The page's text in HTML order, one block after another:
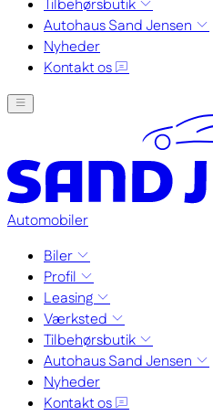
Tilbehørsbutik
Autohaus Sand Jensen
Nyheder
Kontakt os
Automobiler
Biler
Profil
Leasing
Værksted
Tilbehørsbutik
Autohaus Sand Jensen
Nyheder
Kontakt os